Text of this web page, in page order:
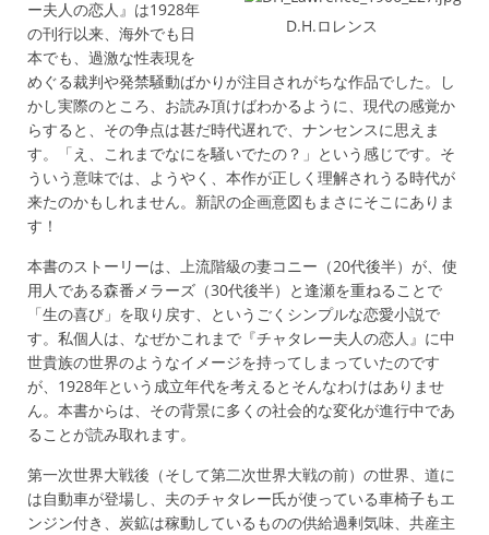
D.H.ロレンス
ー夫人の恋人』は1928年
の刊行以来、海外でも日
本でも、過激な性表現を
めぐる裁判や発禁騒動ばかりが注目されがちな作品でした。し
かし実際のところ、お読み頂けばわかるように、現代の感覚か
らすると、その争点は甚だ時代遅れで、ナンセンスに思えま
す。「え、これまでなにを騒いでたの？」という感じです。そ
ういう意味では、ようやく、本作が正しく理解されうる時代が
来たのかもしれません。新訳の企画意図もまさにそこにありま
す！
本書のストーリーは、上流階級の妻コニー（20代後半）が、使
用人である森番メラーズ（30代後半）と逢瀬を重ねることで
「生の喜び」を取り戻す、というごくシンプルな恋愛小説で
す。私個人は、なぜかこれまで『チャタレー夫人の恋人』に中
世貴族の世界のようなイメージを持ってしまっていたのです
が、1928年という成立年代を考えるとそんなわけはありませ
ん。本書からは、その背景に多くの社会的な変化が進行中であ
ることが読み取れます。
第一次世界大戦後（そして第二次世界大戦の前）の世界、道に
は自動車が登場し、夫のチャタレー氏が使っている車椅子もエ
ンジン付き、炭鉱は稼動しているものの供給過剰気味、共産主